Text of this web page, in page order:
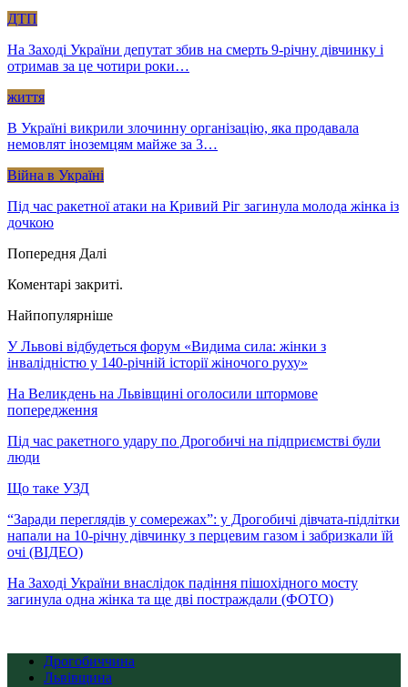
ДТП
На Заході України депутат збив на смерть 9-річну дівчинку і
отримав за це чотири роки…
життя
В Україні викрили злочинну організацію, яка продавала
немовлят іноземцям майже за 3…
Війна в Україні
Під час ракетної атаки на Кривий Ріг загинула молода жінка із
дочкою
Попередня Далі
Коментарі закриті.
Найпопулярніше
У Львові відбудеться форум «Видима сила: жінки з
інвалідністю у 140-річній історії жіночого руху»
На Великдень на Львівщині оголосили штормове
попередження
Під час ракетного удару по Дрогобичі на підприємстві були
люди
Що таке УЗД
“Заради переглядів у сомережах”: у Дрогобичі дівчата-підлітки
напали на 10-річну дівчинку з перцевим газом і забризкали їй
очі (ВІДЕО)
На Заході України внаслідок падіння пішохідного мосту
загинула одна жінка та ще дві постраждали (ФОТО)
Дрогобиччина
Львівщина